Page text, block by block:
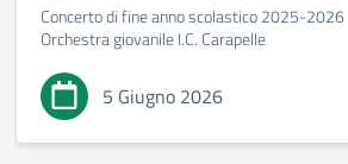
Concerto di fine anno scolastico 2025-2026
Orchestra giovanile I.C. Carapelle
5 Giugno 2026